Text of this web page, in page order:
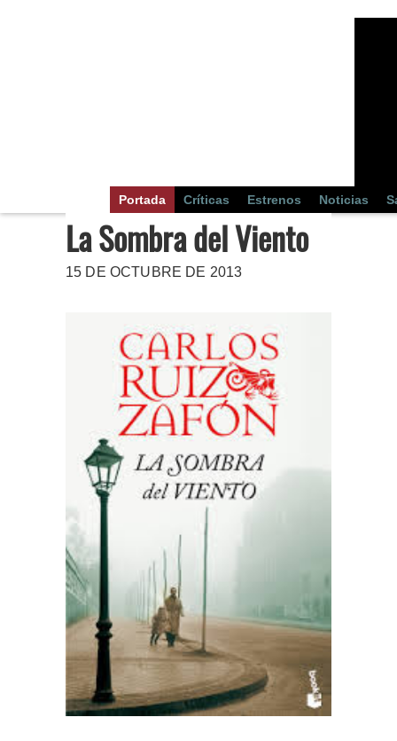
Portada Críticas Estrenos Noticias
La Sombra del Viento
15 DE OCTUBRE DE 2013